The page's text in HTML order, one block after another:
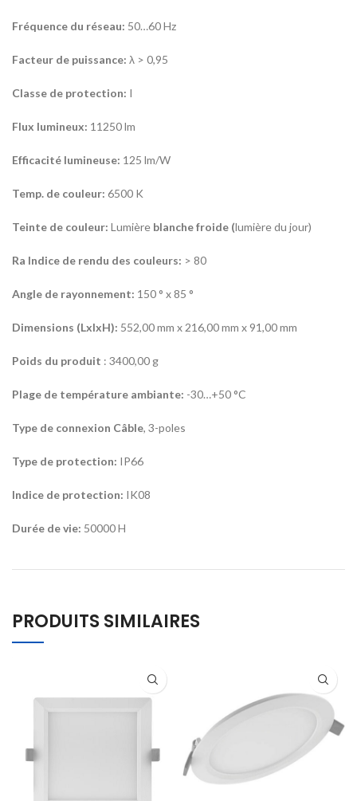
Fréquence du réseau: 50…60 Hz
Facteur de puissance: λ > 0,95
Classe de protection: I
Flux lumineux: 11250 lm
Efficacité lumineuse: 125 lm/W
Temp. de couleur: 6500 K
Teinte de couleur: Lumière blanche froide (lumière du jour)
Ra Indice de rendu des couleurs: > 80
Angle de rayonnement: 150 ° x 85 °
Dimensions (LxlxH): 552,00 mm x 216,00 mm x 91,00 mm
Poids du produit : 3400,00 g
Plage de température ambiante: -30…+50 °C
Type de connexion Câble, 3-poles
Type de protection: IP66
Indice de protection: IK08
Durée de vie: 50000 H
PRODUITS SIMILAIRES